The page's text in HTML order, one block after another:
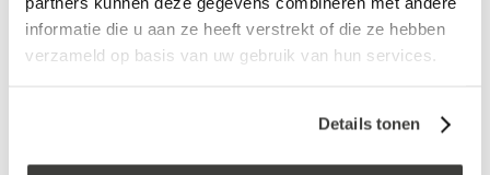
informatie die u aan ze heeft verstrekt of die ze hebben
verzameld op basis van uw gebruik van hun services.
Details tonen
E-mailadres